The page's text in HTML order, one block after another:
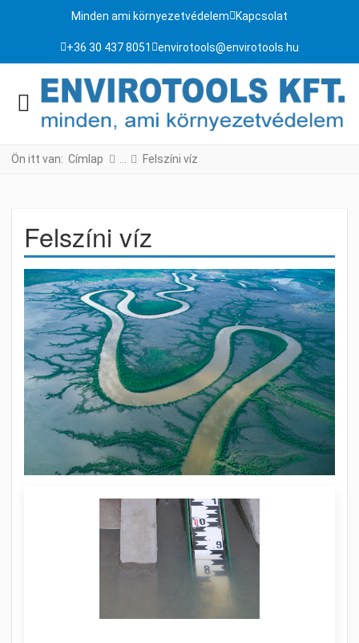
Minden ami környezetvédelem Kapcsolat
+36 30 437 8051 envirotools@envirotools.hu
Ön itt van: Címlap Felszíni víz
Felszíni víz